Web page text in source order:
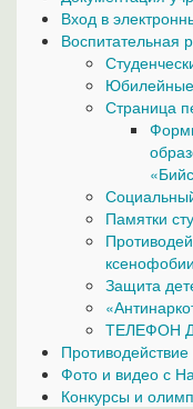
Вход в
Воспитательная
Страница
Памятки
ксенофобии
Защита
ТЕЛЕФОН
Фото и видео с
Конкурсы и